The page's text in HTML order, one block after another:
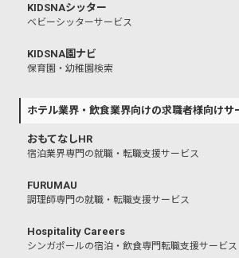
KIDSNAシッター
ベビーシッターサービス
KIDSNA園ナビ
保育園・幼稚園検索
ホテル業界・飲食業界向けの求職者様向けサ
おもてなしHR
宿泊業界専門の就職・転職支援サービス
FURUMAU
調理師専門の就職・転職支援サービス
Hospitality Careers
シンガポールの宿泊・飲食専門転職支援サービス